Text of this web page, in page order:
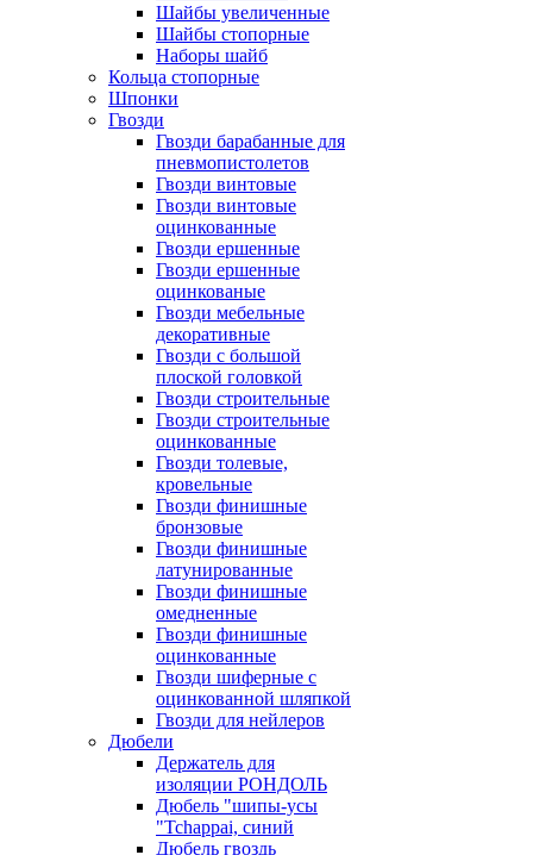
Шайбы увеличенные
Шайбы стопорные
Наборы шайб
Кольца стопорные
Шпонки
Гвозди
Гвозди барабанные для
пневмопистолетов
Гвозди винтовые
Гвозди винтовые
оцинкованные
Гвозди ершенные
Гвозди ершенные
оцинкованые
Гвозди мебельные
декоративные
Гвозди с большой
плоской головкой
Гвозди строительные
Гвозди строительные
оцинкованные
Гвозди толевые,
кровельные
Гвозди финишные
бронзовые
Гвозди финишные
латунированные
Гвозди финишные
омедненные
Гвозди финишные
оцинкованные
Гвозди шиферные с
оцинкованной шляпкой
Гвозди для нейлеров
Дюбели
Держатель для
изоляции РОНДОЛЬ
Дюбель "шипы-усы
"Tchappai, синий
Дюбель гвоздь